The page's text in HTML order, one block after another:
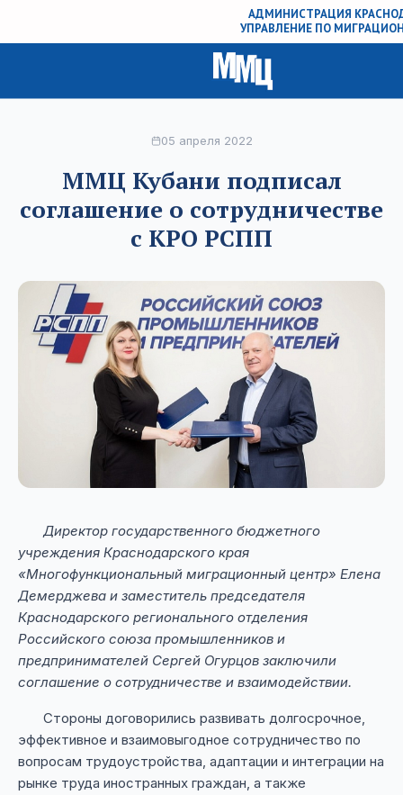
АДМИНИСТРАЦИЯ
УПРАВЛЕНИЕ ПО
05 апреля 2022
ММЦ Кубани подписал
соглашение о сотрудничестве
с КРО РСПП
Директор государственного бюджетного
учреждения Краснодарского края
«Многофункциональный миграционный центр» Елена
Демерджева и заместитель председателя
Краснодарского регионального отделения
Российского союза промышленников и
предпринимателей Сергей Огурцов заключили
соглашение о сотрудничестве и взаимодействии.
Стороны договорились развивать долгосрочное,
эффективное и взаимовыгодное сотрудничество по
вопросам трудоустройства, адаптации и интеграции на
рынке труда иностранных граждан, а также